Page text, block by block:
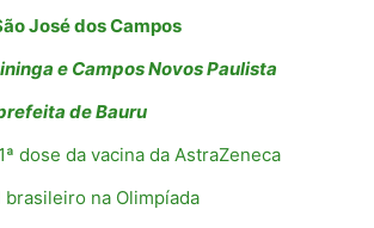
José dos Campos
e Campos Novos Paulista
de Bauru
dose da vacina da AstraZeneca
na Olimpíada